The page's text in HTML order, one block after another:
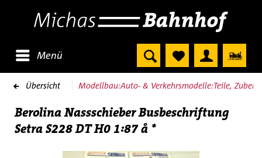
Menü
Übersicht Modellbau:Auto- & Verkehrsmodelle:Teile,
Berolina Nassschieber Busbeschriftung
Setra S228 DT H0 1:87 å *